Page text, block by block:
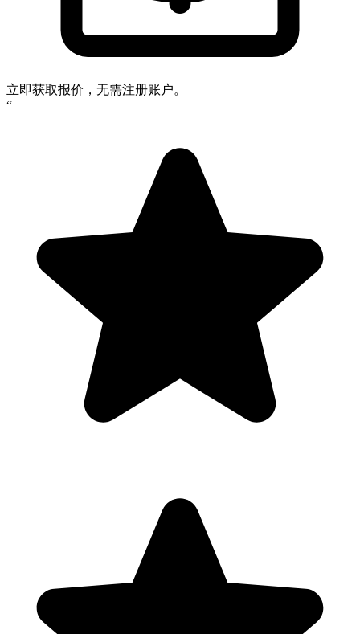
立即获取报价，无需注册账户。
“